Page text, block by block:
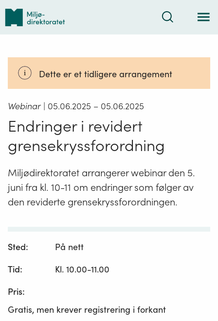
Tilbake
forsiden
Søk
Dette er et tidligere arrangement
Webinar | 05.06.2025 – 05.06.2025
Endringer i revidert
grensekryssforordning
Miljødirektoratet arrangerer webinar den 5.
juni fra kl. 10-11 om endringer som følger av
den reviderte grensekryssforordningen.
Sted:
På nett
Tid:
Kl. 10.00-11.00
Pris:
Gratis, men krever registrering i forkant